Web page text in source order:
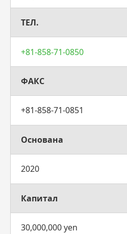
ТЕЛ.
+81-858-71-0850
ФАКС
+81-858-71-0851
Основана
2020
Капитал
30,000,000 yen